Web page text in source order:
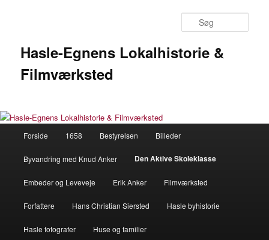
Hasle-Egnens Lokalhistorie &
Filmværksted
Forside 1658 Bestyrelsen Billeder
Byvandring med Knud Anker Den Aktive Skoleklasse
Embeder og Leveveje Erik Anker Filmværksted
Forfattere Hans Christian Siersted Hasle byhistorie
Hasle fotografer Huse og familier